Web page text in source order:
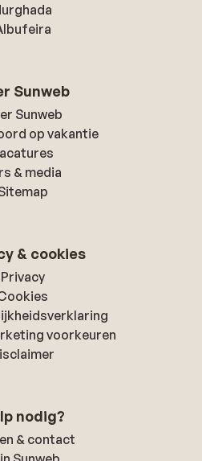
Sunweb
Sunweb
op vakantie
& media
& cookies
Privacy
voorkeuren
nodig?
& contact